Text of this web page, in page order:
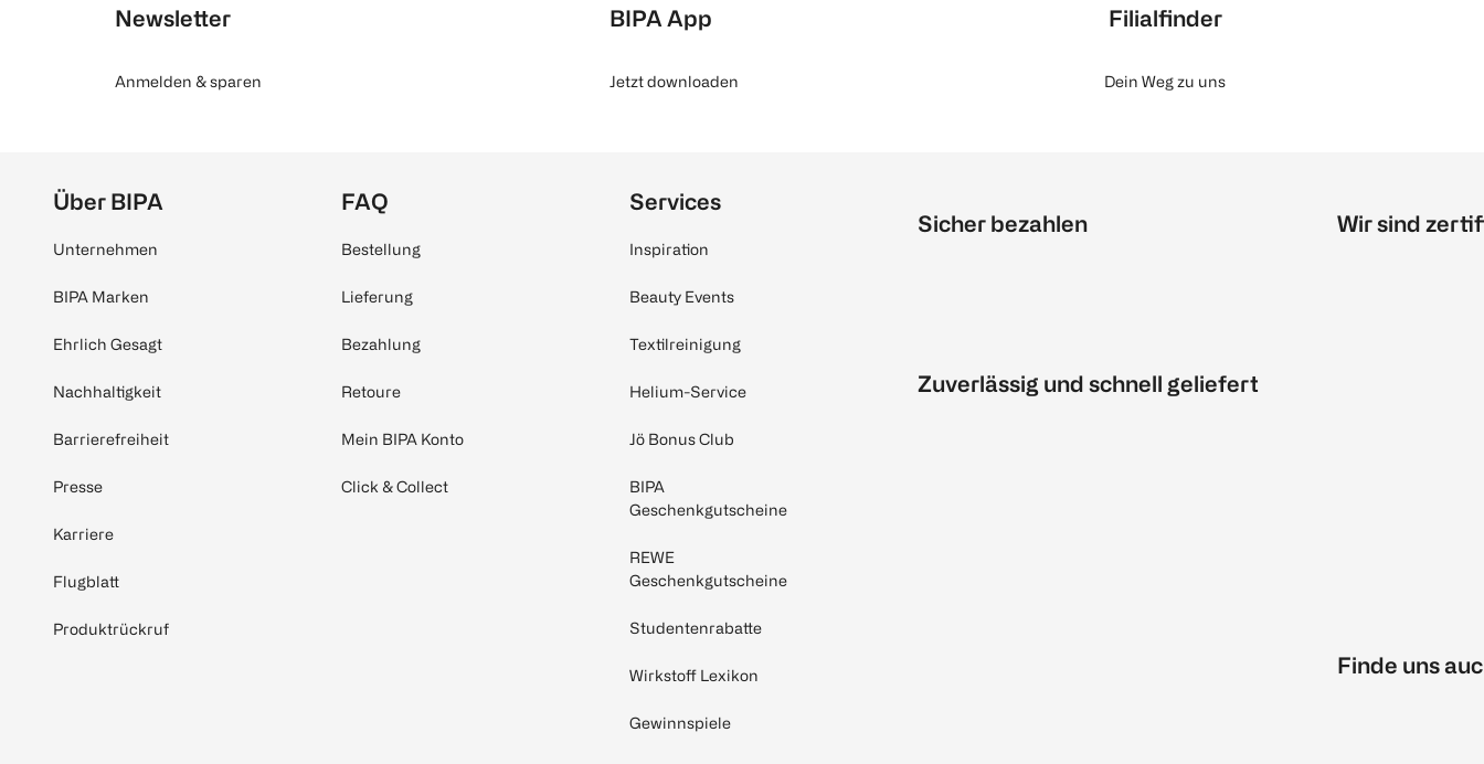
Newsletter
Anmelden & sparen
BIPA App
Jetzt downloaden
Filialfinder
Dein Weg zu uns
Über BIPA
Unternehmen
BIPA Marken
Ehrlich Gesagt
Nachhaltigkeit
Barrierefreiheit
Presse
Karriere
Flugblatt
Produktrückruf
FAQ
Bestellung
Lieferung
Bezahlung
Retoure
Mein BIPA Konto
Click & Collect
Services
Inspiration
Beauty Events
Textilreinigung
Helium-Service
Jö Bonus Club
BIPA
Geschenkgutscheine
REWE
Geschenkgutscheine
Studentenrabatte
Wirkstoff Lexikon
Gewinnspiele
Sicher bezahlen
Zuverlässig und schnell geliefert
Wir sind
Finde uns